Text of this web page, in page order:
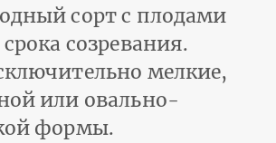
сорт с плодами
созревания.
мелкие,
или овально-
формы.